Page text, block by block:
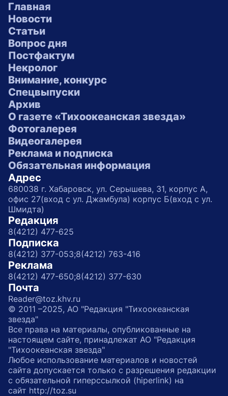
Главная
Новости
Статьи
Вопрос дня
Постфактум
Некролог
Внимание, конкурс
Спецвыпуски
Архив
О газете «Тихоокеанская звезда»
Фотогалерея
Видеогалерея
Реклама и подписка
Обязательная информация
Адрес
680038 г. Хабаровск, ул. Серышева, 31, корпус А,
офис 27(вход с ул. Джамбула) корпус Б(вход с ул.
Шмидта)
Редакция
8(4212) 477-625
Подписка
8(4212) 377-053;8(4212) 763-416
Реклама
8(4212) 477-650;8(4212) 377-630
Почта
Reader@toz.khv.ru
© 2011 –2025, АО "Редакция "Тихоокеанская
звезда"
Все права на материалы, опубликованные на
настоящем сайте, принадлежат АО "Редакция
"Тихоокеанская звезда"
Любое использование материалов и новостей
сайта допускается только с разрешения редакции
с обязательной гиперссылкой (hiperlink) на
сайт http://toz.su